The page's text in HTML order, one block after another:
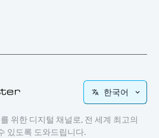
한국어
위한 디지털 채널로, 전 세계 최고의
있도록 도와드립니다.